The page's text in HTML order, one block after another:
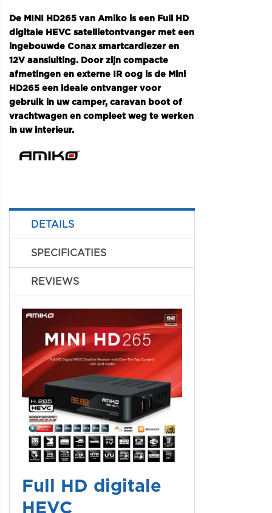
De MINI HD265 van Amiko is een Full HD
digitale HEVC satellietontvanger met een
ingebouwde Conax smartcardlezer en
12V aansluiting. Door zijn compacte
afmetingen en externe IR oog is de Mini
HD265 een ideale ontvanger voor
gebruik in uw camper, caravan boot of
vrachtwagen en compleet weg te werken
in uw interieur.
DETAILS
SPECIFICATIES
REVIEWS
Full HD digitale
HEVC